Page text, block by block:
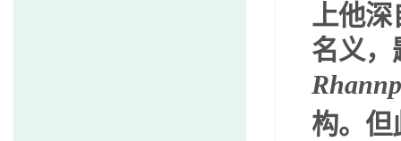
上他深
名义，
构。但